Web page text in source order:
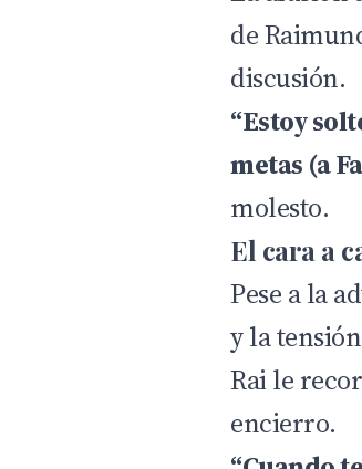
de
discusión.
“Estoy
metas (a
molesto.
El cara a
Pese a la
y la
Rai le
encierro.